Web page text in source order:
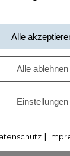
Alle
Alle ablehnen
Einstellungen
|